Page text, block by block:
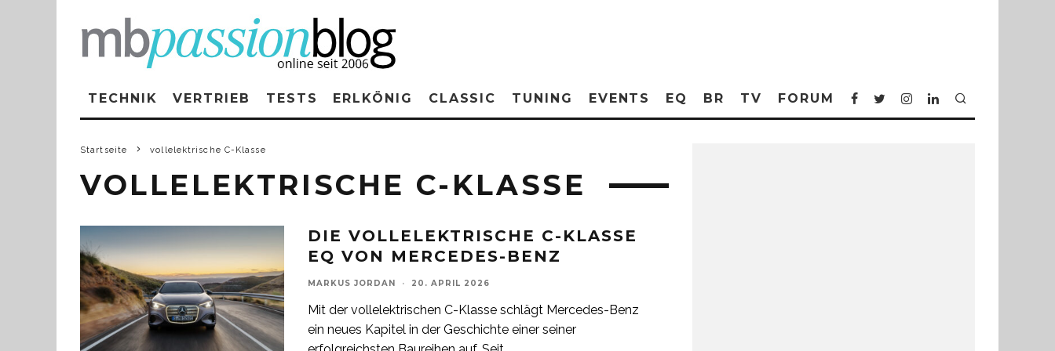
TECHNIK VERTRIEB TESTS ERLKÖNIG CLASSIC TUNING EVENTS EQ BR TV FORUM
Startseite vollelektrische C-Klasse
VOLLELEKTRISCHE C-KLASSE
DIE VOLLELEKTRISCHE C-KLASSE
EQ VON MERCEDES-BENZ
MARKUS JORDAN · 20. APRIL 2026
Mit der vollelektrischen C-Klasse schlägt Mercedes-Benz
ein neues Kapitel in der Geschichte einer seiner